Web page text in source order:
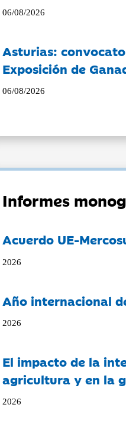
06/08/2026
Asturias:
Exposición de
06/08/2026
Informes
Acuerdo UE-
2026
Año internacional
2026
El impacto de la
agricultura y en la
2026